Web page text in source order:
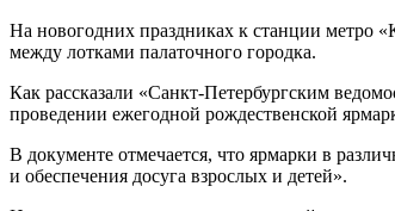
На новогодних праздниках к станции метро
между лотками палаточного городка.
Как рассказали «Санкт-Петербургским
проведении ежегодной рождественской
В документе отмечается, что ярмарки в
и обеспечения досуга взрослых и детей».